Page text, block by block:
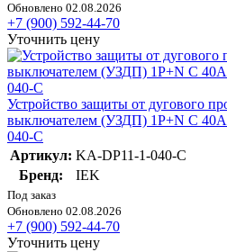
Обновлено 02.08.2026
+7 (900) 592-44-70
Уточнить цену
Устройство защиты от дугового
выключателем (УЗДП) 1P+N C
040-C
Артикул: KA-DP11-1-040-C
Бренд:
IEK
Под заказ
Обновлено 02.08.2026
+7 (900) 592-44-70
Уточнить цену